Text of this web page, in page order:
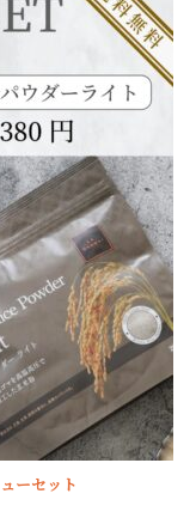
ーセット